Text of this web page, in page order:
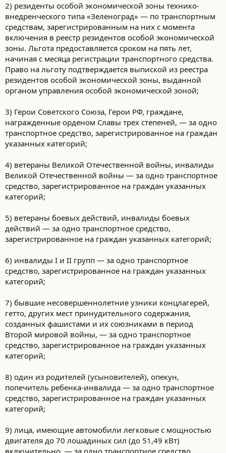
2) резиденты особой экономической зоны технико-
внедренческого типа «Зеленоград» — по транспортным
средствам, зарегистрированным на них с момента
включения в реестр резидентов особой экономической
зоны. Льгота предоставляется сроком на пять лет,
начиная с месяца регистрации транспортного средства.
Право на льготу подтверждается выпиской из реестра
резидентов особой экономической зоны, выданной
органом управления особой экономической зоной;
3) Герои Советского Союза, Герои РФ, граждане,
награжденные орденом Славы трех степеней, — за одно
транспортное средство, зарегистрированное на граждан
указанных категорий;
4) ветераны Великой Отечественной войны, инвалиды
Великой Отечественной войны — за одно транспортное
средство, зарегистрированное на граждан указанных
категорий;
5) ветераны боевых действий, инвалиды боевых
действий — за одно транспортное средство,
зарегистрированное на граждан указанных категорий;
6) инвалиды I и II групп — за одно транспортное
средство, зарегистрированное на граждан указанных
категорий;
7) бывшие несовершеннолетние узники концлагерей,
гетто, других мест принудительного содержания,
созданных фашистами и их союзниками в период
Второй мировой войны, — за одно транспортное
средство, зарегистрированное на граждан указанных
категорий;
8) один из родителей (усыновителей), опекун,
попечитель ребенка-инвалида — за одно транспортное
средство, зарегистрированное на граждан указанных
категорий;
9) лица, имеющие автомобили легковые с мощностью
двигателя до 70 лошадиных сил (до 51,49 кВт)
включительно, — за одно транспортное средство